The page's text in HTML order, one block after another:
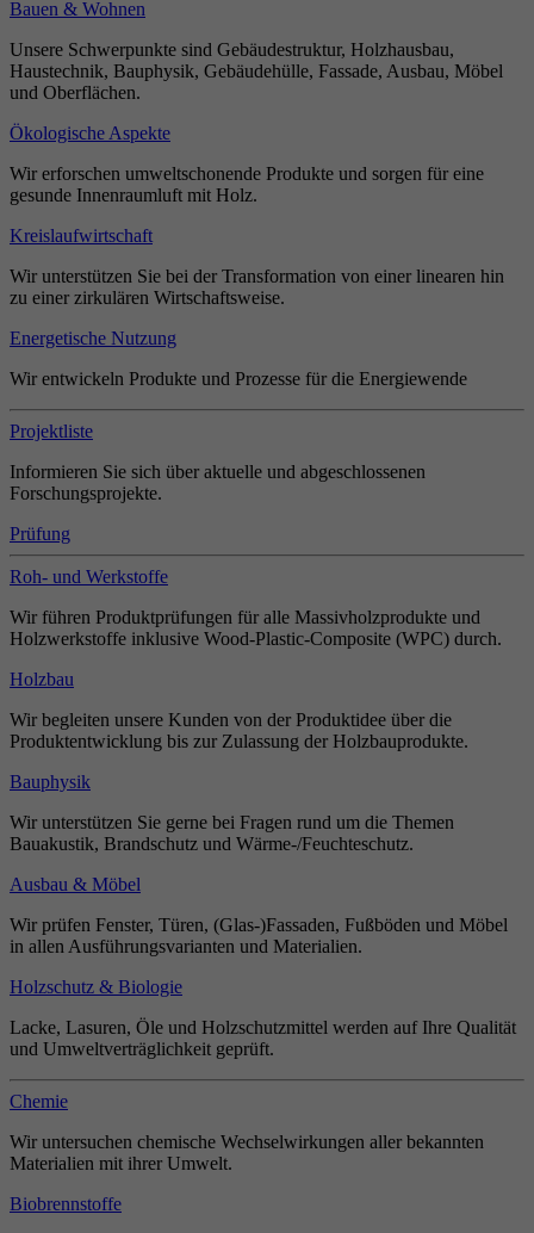
Bauen & Wohnen
Unsere Schwerpunkte sind Gebäudestruktur, Holzhausbau,
Haustechnik, Bauphysik, Gebäudehülle, Fassade, Ausbau, Möbel
und Oberflächen.
Ökologische Aspekte
Wir erforschen umweltschonende Produkte und sorgen für eine
gesunde Innenraumluft mit Holz.
Kreislaufwirtschaft
Wir unterstützen Sie bei der Transformation von einer linearen hin
zu einer zirkulären Wirtschaftsweise.
Energetische Nutzung
Wir entwickeln Produkte und Prozesse für die Energiewende
Projektliste
Informieren Sie sich über aktuelle und abgeschlossenen
Forschungsprojekte.
Prüfung
Roh- und Werkstoffe
Wir führen Produktprüfungen für alle Massivholzprodukte und
Holzwerkstoffe inklusive Wood-Plastic-Composite (WPC) durch.
Holzbau
Wir begleiten unsere Kunden von der Produktidee über die
Produktentwicklung bis zur Zulassung der Holzbauprodukte.
Bauphysik
Wir unterstützen Sie gerne bei Fragen rund um die Themen
Bauakustik, Brandschutz und Wärme-/Feuchteschutz.
Ausbau & Möbel
Wir prüfen Fenster, Türen, (Glas-)Fassaden, Fußböden und Möbel
in allen Ausführungsvarianten und Materialien.
Holzschutz & Biologie
Lacke, Lasuren, Öle und Holzschutzmittel werden auf Ihre Qualität
und Umweltverträglichkeit geprüft.
Chemie
Wir untersuchen chemische Wechselwirkungen aller bekannten
Materialien mit ihrer Umwelt.
Biobrennstoffe